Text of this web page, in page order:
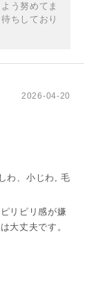
う努めてま
ちしており
2026-04-20
わ、小じわ, 毛
リピリ感が嫌
大丈夫です。